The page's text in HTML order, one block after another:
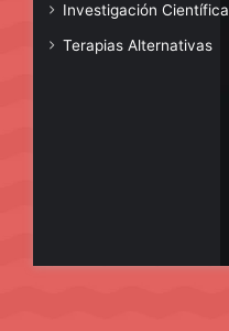
Investigación Científica
Terapias Alternativas